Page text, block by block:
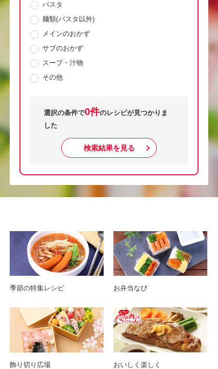
パスタ
麺類(パスタ以外)
メインのおかず
サブのおかず
スープ・汁物
その他
選択の条件で0件のレシピが見つかりま
した
検索結果を見る
季節の特集レシピ お弁当なび
飾り切り広場
おいしく楽しく